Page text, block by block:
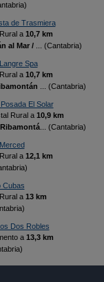
de Trasmiera
a 10,7 km
al Mar /
... (Cantabria)
Spa
a 10,7 km
... (Cantabria)
El Solar
Rural a 10,9 km
... (Cantabria)
a 12,1 km
Cubas
a 13 km
Dos Robles
a 13,3 km